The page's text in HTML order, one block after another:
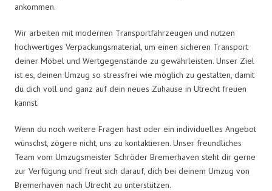
ankommen.
Wir arbeiten mit modernen Transportfahrzeugen und nutzen
hochwertiges Verpackungsmaterial, um einen sicheren Transport
deiner Möbel und Wertgegenstände zu gewährleisten. Unser Ziel
ist es, deinen Umzug so stressfrei wie möglich zu gestalten, damit
du dich voll und ganz auf dein neues Zuhause in Utrecht freuen
kannst.
Wenn du noch weitere Fragen hast oder ein individuelles Angebot
wünschst, zögere nicht, uns zu kontaktieren. Unser freundliches
Team vom Umzugsmeister Schröder Bremerhaven steht dir gerne
zur Verfügung und freut sich darauf, dich bei deinem Umzug von
Bremerhaven nach Utrecht zu unterstützen.